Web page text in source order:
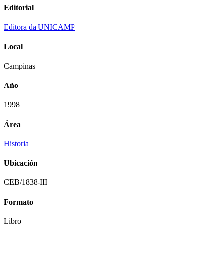
Editorial
Editora da UNICAMP
Local
Campinas
Año
1998
Área
Historia
Ubicación
CEB/1838-III
Formato
Libro